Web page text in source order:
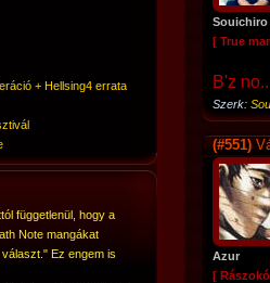
+ Hellsing4 errata
függetlenül, hogy a
Note mangákat
Ez engem is
Souichiro
[ True
B'z
Szerk:
(#551)
Azur
[